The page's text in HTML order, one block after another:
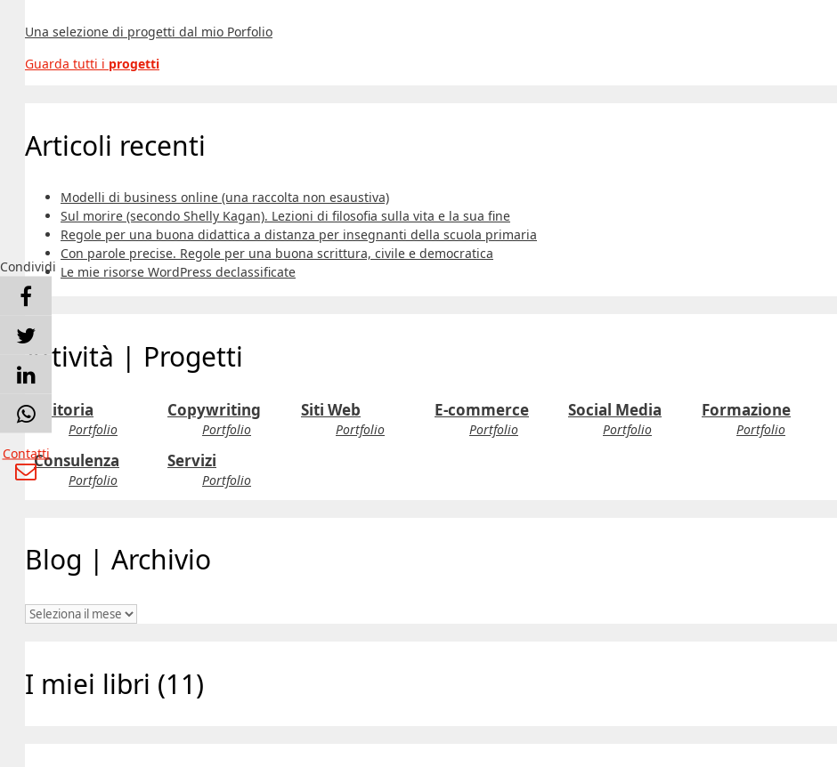
Una selezione di progetti dal mio Porfolio
Guarda tutti i progetti
Articoli recenti
Modelli di business online (una raccolta non esaustiva)
Sul morire (secondo Shelly Kagan). Lezioni di filosofia sulla vita e la sua fine
Regole per una buona didattica a distanza per insegnanti della scuola primaria
Con parole precise. Regole per una buona scrittura, civile e democratica
Le mie risorse WordPress declassificate
Attività | Progetti
Editoria
Portfolio
Copywriting
Portfolio
Siti Web
Portfolio
E-commerce
Portfolio
Social Media
Portfolio
Formazione
Portfolio
Consulenza
Portfolio
Servizi
Portfolio
Blog | Archivio
Blog
I miei libri (11)
Condividi
Contatti